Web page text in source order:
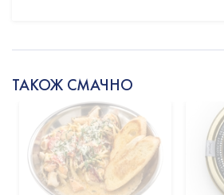
ТАКОЖ СМАЧНО